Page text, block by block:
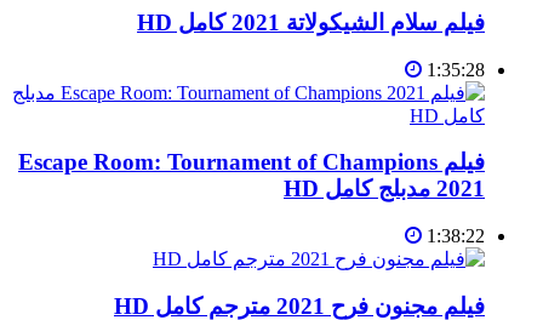
فيلم سلام الشيكولاتة 2021 كامل HD
1:35:28
فيلم Escape Room: Tournament of Champions
2021 مدبلج كامل HD
1:38:22
فيلم مجنون فرح 2021 مترجم كامل HD